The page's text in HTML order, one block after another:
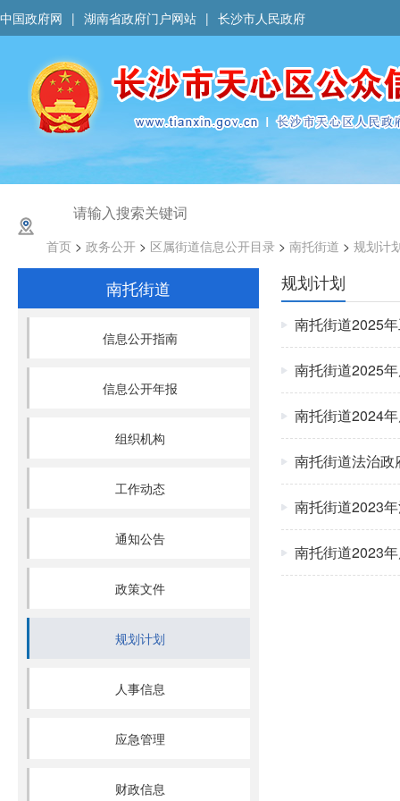
中国政府网 | 湖南省政府门户网站 | 长沙市人民政府
首页 > 政务公开 > 区属街道信息公开目录 > 南托街道 > 规划计
南托街道
信息公开指南
信息公开年报
组织机构
工作动态
通知公告
政策文件
规划计划
人事信息
应急管理
财政信息
规划计划
南托街道2025
南托街道2025
南托街道2024
南托街道法治
南托街道2023
南托街道2023